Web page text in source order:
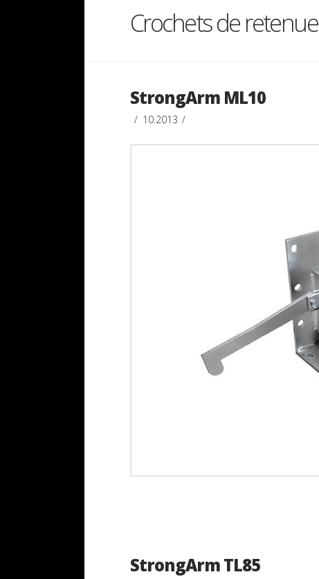
Crochets de retenue
StrongArm ML10
10.2013
StrongArm TL85